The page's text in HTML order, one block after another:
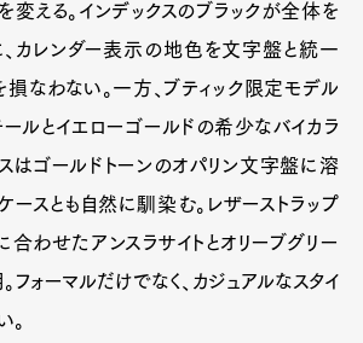
える。インデックスのブラックが全体を
、カレンダー表示の地色を文字盤と統一
なわない。一方、ブティック限定モデル
ールとイエローゴールドの希少なバイカラ
はゴールドトーンのオパリン文字盤に溶
ースとも自然に馴染む。レザーストラップ
わせたアンスラサイトとオリーブグリー
フォーマルだけでなく、カジュアルなスタイ
。